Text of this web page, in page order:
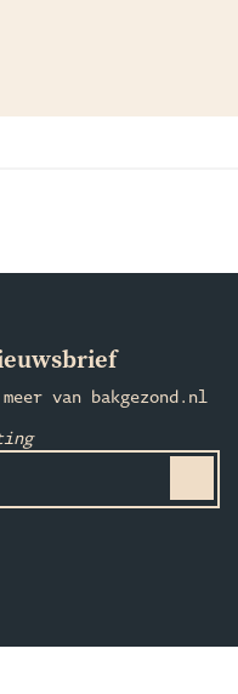
van bakgezond.nl